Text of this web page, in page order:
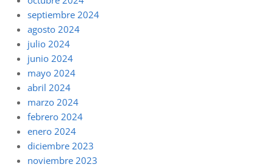
septiembre 2024
agosto 2024
julio 2024
junio 2024
mayo 2024
abril 2024
marzo 2024
febrero 2024
enero 2024
diciembre 2023
noviembre 2023